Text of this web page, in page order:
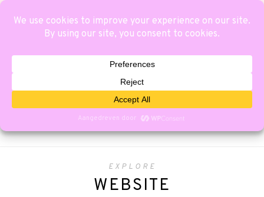
EXPLORE
WEBSITE